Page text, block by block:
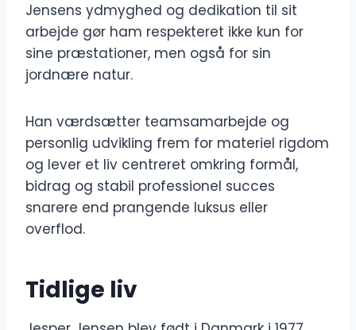
Jensens ydmyghed og dedikation til sit
arbejde gør ham respekteret ikke kun for
sine præstationer, men også for sin
jordnære natur.
Han værdsætter teamsamarbejde og
personlig udvikling frem for materiel rigdom
og lever et liv centreret omkring formål,
bidrag og stabil professionel succes
snarere end prangende luksus eller
overflod.
Tidlige liv